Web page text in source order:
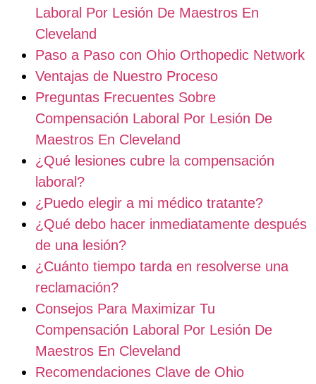
Laboral Por Lesión De Maestros En
Cleveland
Paso a Paso con Ohio Orthopedic Network
Ventajas de Nuestro Proceso
Preguntas Frecuentes Sobre
Compensación Laboral Por Lesión De
Maestros En Cleveland
¿Qué lesiones cubre la compensación
laboral?
¿Puedo elegir a mi médico tratante?
¿Qué debo hacer inmediatamente después
de una lesión?
¿Cuánto tiempo tarda en resolverse una
reclamación?
Consejos Para Maximizar Tu
Compensación Laboral Por Lesión De
Maestros En Cleveland
Recomendaciones Clave de Ohio